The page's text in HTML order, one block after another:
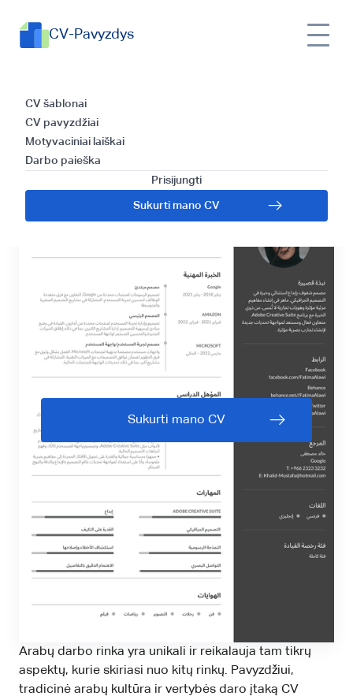
CV-Pavyzdys
CV šablonai
CV pavyzdžiai
Motyvaciniai laiškai
Darbo paieška
Prisijungti
Sukurti mano CV
Arabų CV rašymo
gidas
Sukurti mano CV
Arabų darbo rinka yra unikali ir reikalauja tam tikrų
aspektų, kurie skiriasi nuo kitų rinkų. Pavyzdžiui,
tradicinė arabų kultūra ir vertybės daro įtaką CV